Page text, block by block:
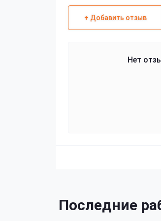
+ Добавить отзыв
Нет
Последние